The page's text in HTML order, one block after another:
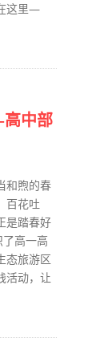
这里—
中部
和煦的春
百花吐
是踏春好
高一高
态旅游区
活动，让